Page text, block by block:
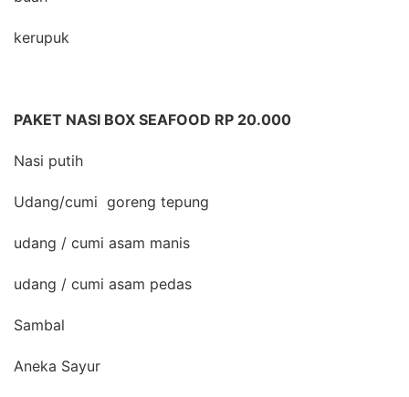
kerupuk
PAKET NASI BOX SEAFOOD RP 20.000
Nasi putih
Udang/cumi goreng tepung
udang / cumi asam manis
udang / cumi asam pedas
Sambal
Aneka Sayur